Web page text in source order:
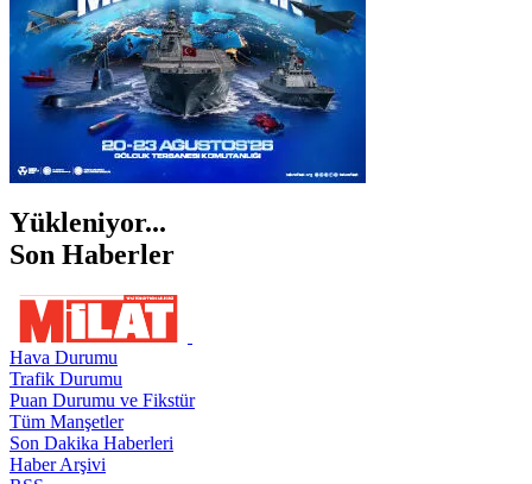
Yükleniyor...
Son Haberler
Hava Durumu
Trafik Durumu
Puan Durumu ve Fikstür
Tüm Manşetler
Son Dakika Haberleri
Haber Arşivi